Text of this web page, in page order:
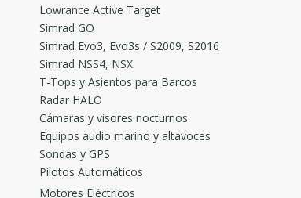
Lowrance Active Target
Simrad GO
Simrad Evo3, Evo3s / S2009, S2016
Simrad NSS4, NSX
T-Tops y Asientos para Barcos
Radar HALO
Cámaras y visores nocturnos
Equipos audio marino y altavoces
Sondas y GPS
Pilotos Automáticos
Motores Eléctricos